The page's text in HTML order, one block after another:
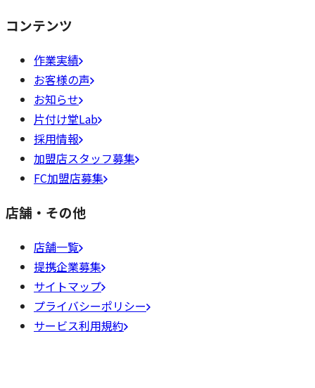
コンテンツ
作業実績
お客様の声
お知らせ
片付け堂Lab
採用情報
加盟店スタッフ募集
FC加盟店募集
店舗・その他
店舗一覧
提携企業募集
サイトマップ
プライバシーポリシー
サービス利用規約